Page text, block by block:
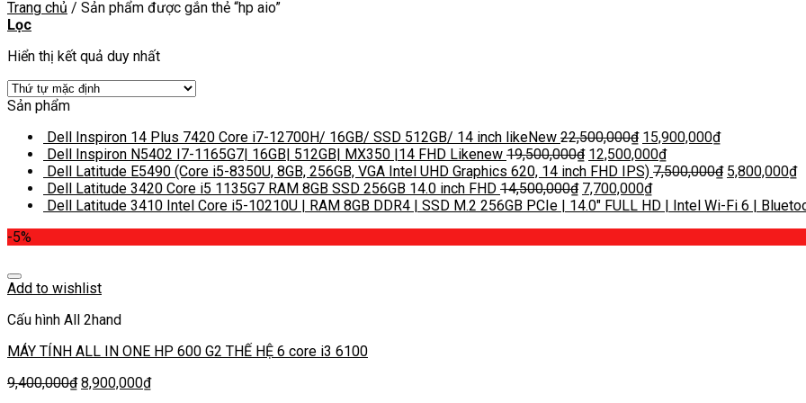
Trang chủ / Sản phẩm được gắn thẻ “hp aio”
Lọc
Hiển thị kết quả duy nhất
Sản phẩm
Dell Inspiron 14 Plus 7420 Core i7-12700H/ 16GB/ SSD 512GB/ 14 inch likeNew 22,500,000₫ 15,900,000₫
Dell Inspiron N5402 I7-1165G7| 16GB| 512GB| MX350 |14 FHD Likenew 19,500,000₫ 12,500,000₫
Dell Latitude E5490 (Core i5-8350U, 8GB, 256GB, VGA Intel UHD Graphics 620, 14 inch FHD IPS) 7,500,000₫ 5,800,000₫
Dell Latitude 3420 Core i5 1135G7 RAM 8GB SSD 256GB 14.0 inch FHD 14,500,000₫ 7,700,000₫
Dell Latitude 3410 Intel Core i5-10210U | RAM 8GB DDR4 | SSD M.2 256GB PCIe | 14.0″ FULL HD | Intel Wi-Fi 6 |
-5%
Add to wishlist
Cấu hình All 2hand
MÁY TÍNH ALL IN ONE HP 600 G2 THẾ HỆ 6 core i3 6100
9,400,000₫ 8,900,000₫